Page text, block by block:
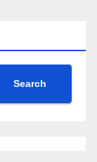
Search